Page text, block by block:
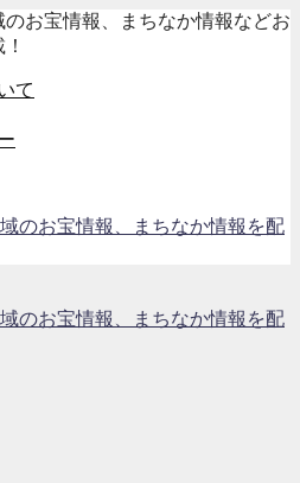
お宝情報、まちなか情報などお
て